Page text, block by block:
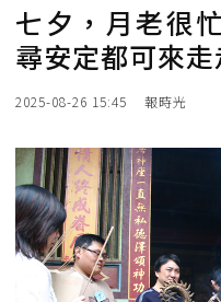
七夕，月老很
尋安定都可來走
2025-08-26 15:45 報時光